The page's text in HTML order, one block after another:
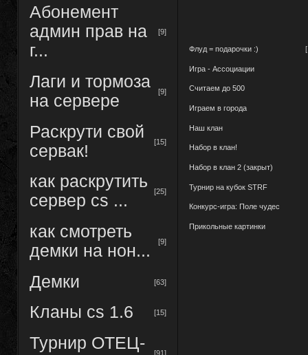
Абонемент
админ прав на
г...
[9]
Лаги и тормоза
на сервере
[9]
Раскрути свой
сервак!
[15]
как раскрутить
сервер cs ...
[25]
как смотреть
демки на нон...
[9]
Демки [63]
Кланы cs 1.6 [15]
Турнир ОТЕЦ-
[91]
Флуд = подарочки :)
Игра - Ассоциации
Считаем до 500
Играем в города
Наш клан
Набор в клан!
Набор в клан 2 (закрыт)
Турнир на кубок STRF
Конкурс-игра: Поле чудес
Прикольные картинки